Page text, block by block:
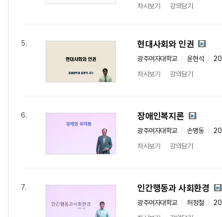
차시보기
강의담기
5. 현대사회와 인권
광주여자대학교 윤현석
차시보기
강의담기
6. 장애인복지론
광주여자대학교 손명동
차시보기
강의담기
7. 인간행동과 사회환경
광주여자대학교 허정철